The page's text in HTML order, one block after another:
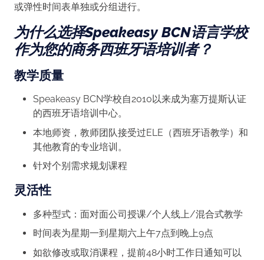
或弹性时间表单独或分组进行。
为什么选择Speakeasy BCN语言学校
作为您的商务西班牙语培训者？
教学质量
Speakeasy BCN学校自2010以来成为塞万提斯认证
的西班牙语培训中心。
本地师资，教师团队接受过ELE（西班牙语教学）和
其他教育的专业培训。
针对个别需求规划课程
灵活性
多种型式：面对面公司授课/个人线上/混合式教学
时间表为星期一到星期六上午7点到晚上9点
如欲修改或取消课程，提前48小时工作日通知可以